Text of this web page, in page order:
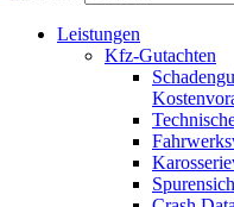
Leistungen
Kfz-Gutachten